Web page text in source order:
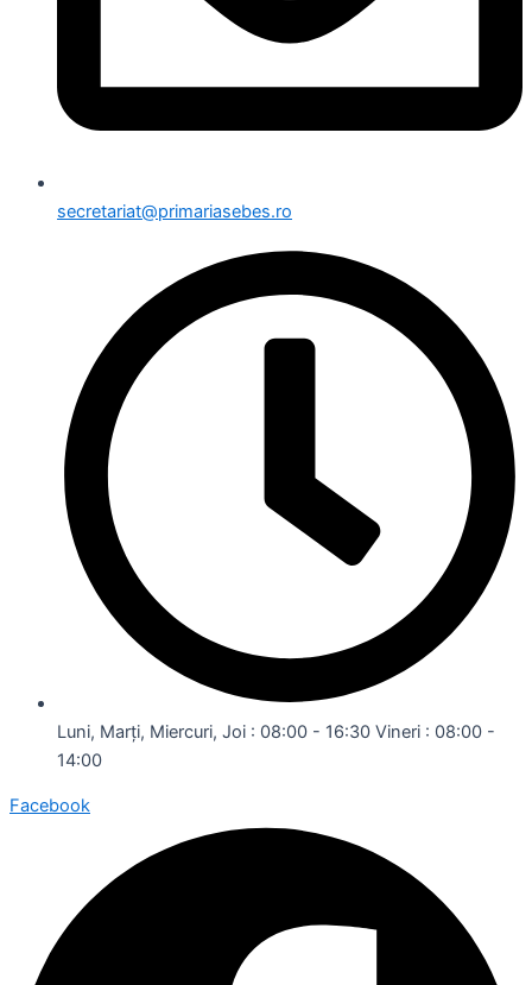
secretariat@primariasebes.ro
Luni, Marți, Miercuri, Joi : 08:00 - 16:30 Vineri : 08:00 -
14:00
Facebook